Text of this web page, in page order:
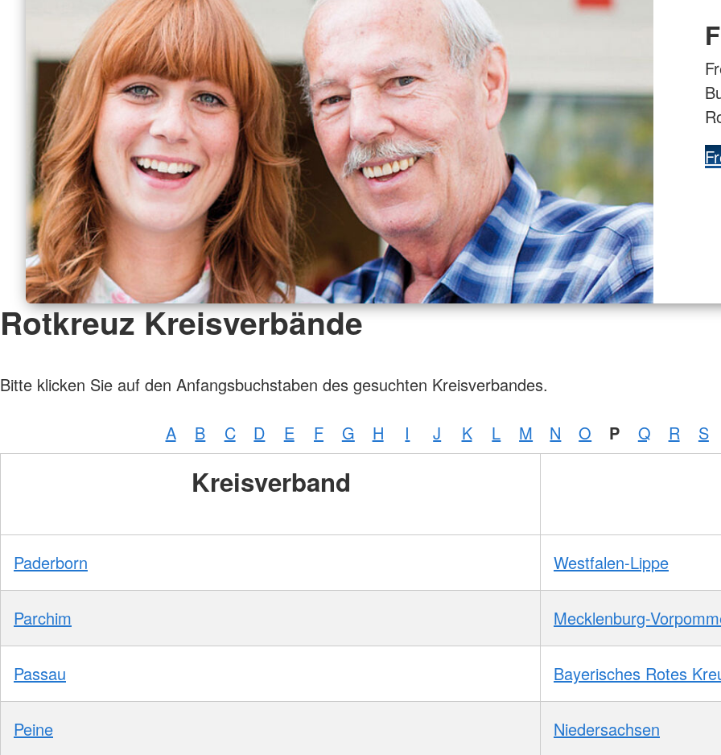
Rotkreuz Kreisverbände
Bitte klicken Sie auf den Anfangsbuchstaben des gesuchten Kreisverbandes.
A B C D E F G H I J K L M N O P Q R S
Kreisverband
Paderborn Westfalen-Lippe
Parchim Mecklenburg-
Passau Bayerisches Rotes
Peine Niedersachsen